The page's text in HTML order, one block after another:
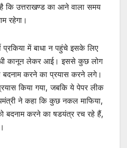
कि उत्तराखण्ड का आने वाला समय
रहेगा।
प्रकिया में बाधा न पहुंचे इसके लिए
कानून लेकर आई। इससे कुछ लोग
करने का प्रयास करने लगे।
किया गया, जबकि ये पेपर लीक
ने कहा कि कुछ नकल माफिया,
बदनाम करने का षडयंत्र रच रहे हैं,